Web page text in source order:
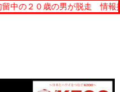
の２０歳の男が脱走 情報提